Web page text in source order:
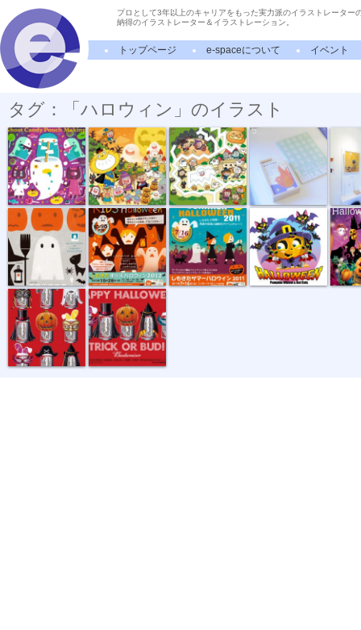
プロとして3年以上のキャリアをもった実力派のイラストレーター
納得のイラストレーター＆イラストレーション。
トップページ e-spaceについて イベント
タグ：「ハロウィン」のイラスト
おばけキャン... Go To トラね... 「なんで？」...
“OBAKE” Photo
5
OBAKE No.3 “しもきたキ... “しもきたサ... ハロウィーン...
Happy
バドワイザー... バドワイザー...